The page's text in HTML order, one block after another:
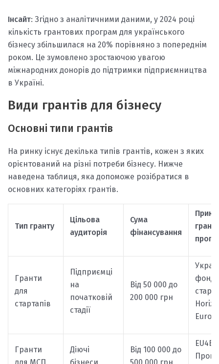
Інсайт: Згідно з аналітичними даними, у 2024 році
кількість грантових програм для українського
бізнесу збільшилася на 20% порівняно з попереднім
роком. Це зумовлено зростаючою увагою
міжнародних донорів до підтримки підприємництва
в Україні.
Види грантів для бізнесу
Основні типи грантів
На ринку існує декілька типів грантів, кожен з яких
орієнтований на різні потреби бізнесу. Нижче
наведена таблиця, яка допоможе розібратися в
основних категоріях грантів.
Тип гранту
Цільова
аудиторія
Сума
фінансування
Гранти
для
стартапів
Підприємці
на
початковій
стадії
Від 50 000 до
200 000 грн
фонд
Гранти
Діючі
Від 100 000 до